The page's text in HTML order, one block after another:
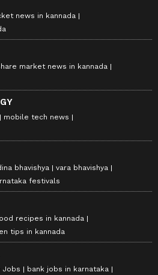
news in kannada
market news in kannada
mobile tech news
bhavishya
vara bhavishya
festivals
recipes in kannada
tips in kannada
Jobs bank jobs in karnataka